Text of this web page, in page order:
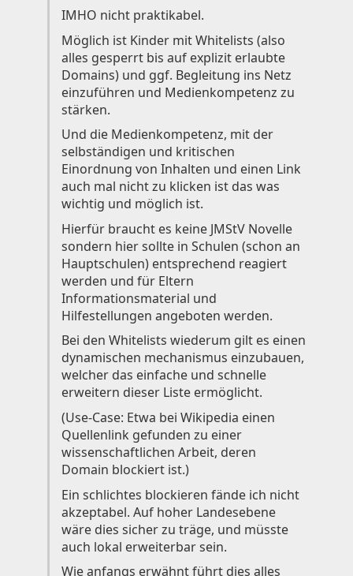
Animecategories
Categories
Tags
Technologies
IMHO nicht praktikabel.
Möglich ist Kinder mit Whitelists (also
alles gesperrt bis auf explizit erlaubte
Domains) und ggf. Begleitung ins Netz
einzuführen und Medienkompetenz zu
stärken.
Und die Medienkompetenz, mit der
selbständigen und kritischen
Einordnung von Inhalten und einen Link
auch mal nicht zu klicken ist das was
wichtig und möglich ist.
Hierfür braucht es keine JMStV Novelle
sondern hier sollte in Schulen (schon an
Hauptschulen) entsprechend reagiert
werden und für Eltern
Informationsmaterial und
Hilfestellungen angeboten werden.
Bei den Whitelists wiederum gilt es einen
dynamischen mechanismus einzubauen,
welcher das einfache und schnelle
erweitern dieser Liste ermöglicht.
(Use-Case: Etwa bei Wikipedia einen
Quellenlink gefunden zu einer
wissenschaftlichen Arbeit, deren
Domain blockiert ist.)
Ein schlichtes blockieren fände ich nicht
akzeptabel. Auf hoher Landesebene
wäre dies sicher zu träge, und müsste
auch lokal erweiterbar sein.
Wie anfangs erwähnt führt dies alles